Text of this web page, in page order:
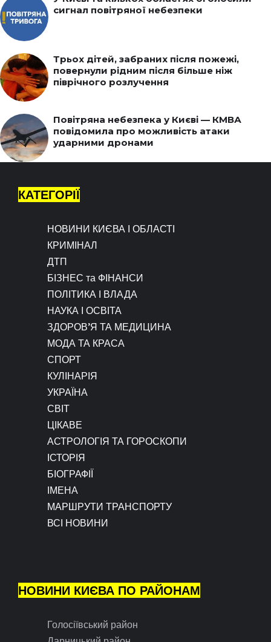
сигнал повітряної небезпеки
Трьох дітей, забраних після пожежі,
повернули рідним після більше ніж
піврічного розлучення
Повітряна небезпека у Києві — КМВА
повідомила про можливість атаки
ударними дронами
КАТЕГОРІЇ
НОВИНИ КИЄВА І ОБЛАСТІ
КРИМІНАЛ
ДТП
БІЗНЕС та ФІНАНСИ
ПОЛІТИКА І ВЛАДА
НАУКА І ОСВІТА
ЗДОРОВ’Я ТА МЕДИЦИНА
МОДА ТА КРАСА
СПОРТ
КУЛІНАРІЯ
УКРАЇНА
СВІТ
ЦІКАВЕ
АСТРОЛОГІЯ ТА ГОРОСКОПИ
ІСТОРІЯ
БІОГРАФІЇ
ІМЕНА
МАРШРУТИ ТРАНСПОРТУ
ВСІ НОВИНИ
НОВИНИ КИЄВА ПО РАЙОНАМ
Голосіївський район